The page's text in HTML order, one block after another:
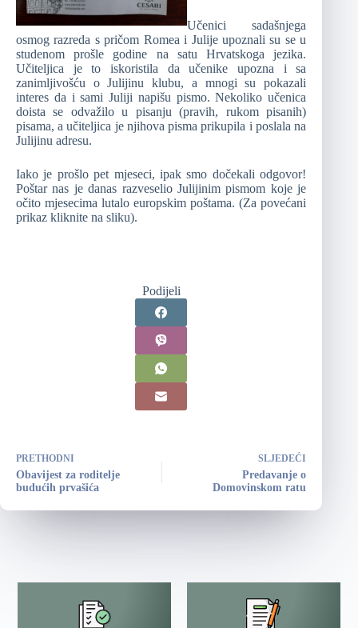
Učenici sadašnjega
osmog razreda s pričom Romea i Julije upoznali su se u
studenom prošle godine na satu Hrvatskoga jezika.
Učiteljica je to iskoristila da učenike upozna i sa
zanimljivošću o Julijinu klubu, a mnogi su pokazali
interes da i sami Juliji napišu pismo. Nekoliko učenica
doista se odvažilo u pisanju (pravih, rukom pisanih)
pisama, a učiteljica je njihova pisma prikupila i poslala na
Julijinu adresu.
Iako je prošlo pet mjeseci, ipak smo dočekali odgovor!
Poštar nas je danas razveselio Julijinim pismom koje je
očito mjesecima lutalo europskim poštama. (Za povećani
prikaz kliknite na sliku).
Podijeli
PRETHODNI
Obavijest za roditelje
budućih prvašića
SLJEDEĆI
Predavanje o
Domovinskom ratu